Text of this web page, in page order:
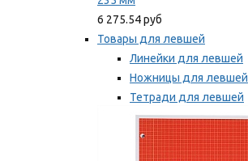
6 275.54 руб
Товары для левшей
Линейки для левшей
Ножницы для левшей
Тетради для левшей
Точилки для левшей
Мы рекомендуем